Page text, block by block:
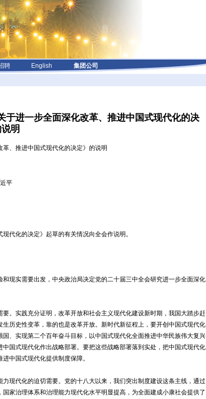
聘 English
集团公司
于进一步全面深化改革、推进中国式现代化的决
明
、推进中国式现代化的决定》的说明
平
化的决定》起草的有关情况向全会作说明。
现实需要出发，中央政治局决定党的二十届三中全会研究进一步全面深化
实践充分证明，改革开放和社会主义现代化建设新时期，我国大踏步赶
历史性变革，靠的也是改革开放。新时代新征程上，要开创中国式现代化
、实现第二个百年奋斗目标，以中国式现代化全面推进中华民族伟大复兴
国式现代化作出战略部署。要把这些战略部署落到实处，把中国式现代化
中国式现代化提供制度保障。
代化的迫切需要。党的十八大以来，我们突出制度建设这条主线，通过
家治理体系和治理能力现代化水平明显提高，为全面建成小康社会提供了